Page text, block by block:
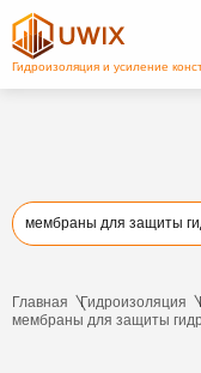
мембраны для защиты
Главная Гидроизоляция
мембраны для защиты